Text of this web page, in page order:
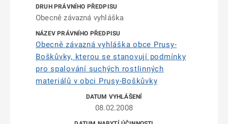
Obecně závazná vyhláška
Obecně závazná vyhláška obce Prusy-
Boškůvky, kterou se stanovují podmínky
pro spalování suchých rostlinných
materiálů v obci Prusy-Boškůvky
08.02.2008